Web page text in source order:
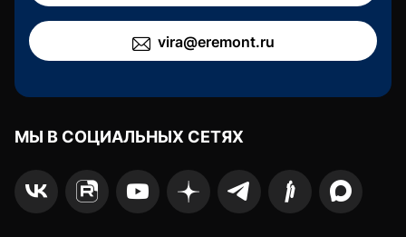
vira@eremont.ru
МЫ В СОЦИАЛЬНЫХ СЕТЯХ